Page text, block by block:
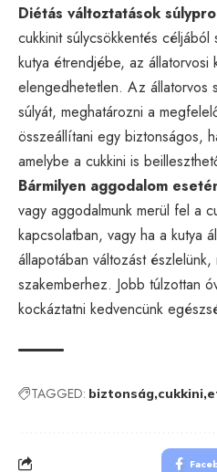
Diétás változtatások
cukkinit súlycsökkentés
kutya étrendjébe, az állatorvosi
elengedhetetlen. Az állatorvos
súlyát, meghatározni a
összeállítani egy biztonságos,
amelybe a cukkini is
Bármilyen aggodalom
vagy aggodalmunk merül fel a
kapcsolatban, vagy ha a kutya
állapotában változást
szakemberhez. Jobb túlzottan
kockáztatni kedvencünk
TAGGED: biztonság cukkini